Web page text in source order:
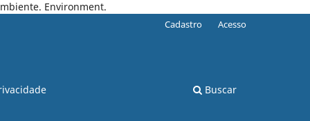
Environment.
Buscar
Cadastro Acesso